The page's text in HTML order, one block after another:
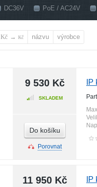
DC36V PoE / AC24V
Kč → Kč názvu výrobce
9 530 Kč
SKLADEM
Do košíku
Porovnat
11 950 Kč